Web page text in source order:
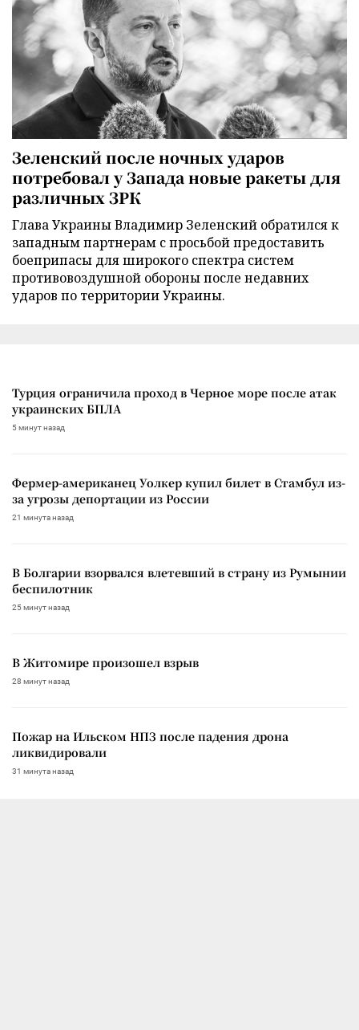
Зеленский после ночных ударов
потребовал у Запада новые ракеты для
различных ЗРК
Глава Украины Владимир Зеленский обратился к
западным партнерам с просьбой предоставить
боеприпасы для широкого спектра систем
противовоздушной обороны после недавних
ударов по территории Украины.
Турция ограничила проход в Черное море после атак
украинских БПЛА
5 минут назад
Фермер-американец Уолкер купил билет в Стамбул из-
за угрозы депортации из России
21 минута назад
В Болгарии взорвался влетевший в страну из Румынии
беспилотник
25 минут назад
В Житомире произошел взрыв
28 минут назад
Пожар на Ильском НПЗ после падения дрона
ликвидировали
31 минута назад